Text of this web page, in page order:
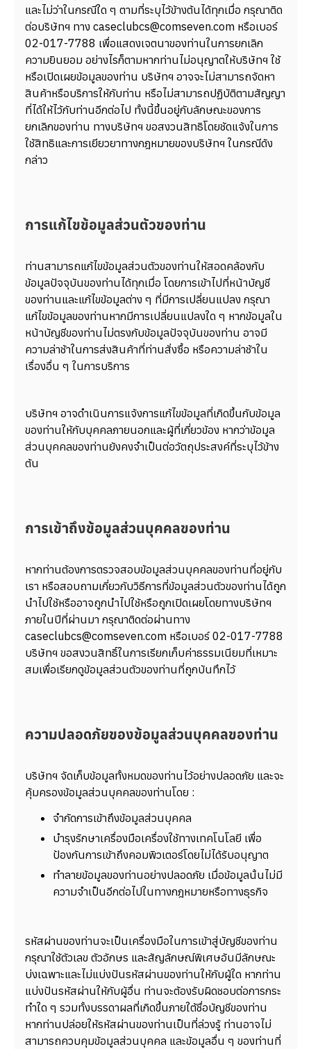
และไม่ว่าในกรณีใด ๆ ตามที่ระบุไว้ข้างต้นได้ทุกเมื่อ กรุณาติด
ต่อบริษัทฯ ทาง caseclubcs@comseven.com หรือเบอร์
02-017-7788 เพื่อแสดงเจตนาของท่านในการยกเลิก
ความยินยอม อย่างไรก็ตามหากท่านไม่อนุญาตให้บริษัทฯ ใช้
หรือเปิดเผยข้อมูลของท่าน บริษัทฯ อาจจะไม่สามารถจัดหา
สินค้าหรือบริการให้กับท่าน หรือไม่สามารถปฏิบัติตามสัญญา
ที่ได้ให้ไว้กับท่านอีกต่อไป ทั้งนี้ขึ้นอยู่กับลักษณะของการ
ยกเลิกของท่าน ทางบริษัทฯ ขอสงวนสิทธิโดยชัดแจ้งในการ
ใช้สิทธิและการเยียวยาทางกฎหมายของบริษัทฯ ในกรณีดัง
กล่าว
การแก้ไขข้อมูลส่วนตัวของท่าน
ท่านสามารถแก้ไขข้อมูลส่วนตัวของท่านให้สอดคล้องกับ
ข้อมูลปัจจุบันของท่านได้ทุกเมื่อ โดยการเข้าไปที่หน้าบัญชี
ของท่านและแก้ไขข้อมูลต่าง ๆ ที่มีการเปลี่ยนแปลง กรุณา
แก้ไขข้อมูลของท่านหากมีการเปลี่ยนแปลงใด ๆ หากข้อมูลใน
หน้าบัญชีของท่านไม่ตรงกับข้อมูลปัจจุบันของท่าน อาจมี
ความล่าช้าในการส่งสินค้าที่ท่านสั่งซื้อ หรือความล่าช้าใน
เรื่องอื่น ๆ ในการบริการ
บริษัทฯ อาจดำเนินการแจ้งการแก้ไขข้อมูลที่เกิดขึ้นกับข้อมูล
ของท่านให้กับบุคคลภายนอกและผู้ที่เกี่ยวข้อง หากว่าข้อมูล
ส่วนบุคคลของท่านยังคงจำเป็นต่อวัตถุประสงค์ที่ระบุไว้ข้าง
ต้น
การเข้าถึงข้อมูลส่วนบุคคลของท่าน
หากท่านต้องการตรวจสอบข้อมูลส่วนบุคคลของท่านที่อยู่กับ
เรา หรือสอบถามเกี่ยวกับวิธีการที่ข้อมูลส่วนตัวของท่านได้ถูก
นำไปใช้หรืออาจถูกนำไปใช้หรือถูกเปิดเผยโดยทางบริษัทฯ
ภายในปีที่ผ่านมา กรุณาติดต่อผ่านทาง
caseclubcs@comseven.com หรือเบอร์ 02-017-7788
บริษัทฯ ขอสงวนสิทธิ์ในการเรียกเก็บค่าธรรมเนียมที่เหมาะ
สมเพื่อเรียกดูข้อมูลส่วนตัวของท่านที่ถูกบันทึกไว้
ความปลอดภัยของข้อมูลส่วนบุคคลของท่าน
บริษัทฯ จัดเก็บข้อมูลทั้งหมดของท่านไว้อย่างปลอดภัย และจะ
คุ้มครองข้อมูลส่วนบุคคลของท่านโดย :
จำกัดการเข้าถึงข้อมูลส่วนบุคคล
บำรุงรักษาเครื่องมือเครื่องใช้ทางเทคโนโลยี เพื่อ
ป้องกันการเข้าถึงคอมพิวเตอร์โดยไม่ได้รับอนุญาต
ทำลายข้อมูลของท่านอย่างปลอดภัย เมื่อข้อมูลนั้นไม่มี
ความจำเป็นอีกต่อไปในทางกฎหมายหรือทางธุรกิจ
รหัสผ่านของท่านจะเป็นเครื่องมือในการเข้าสู่บัญชีของท่าน
กรุณาใช้ตัวเลข ตัวอักษร และสัญลักษณ์พิเศษอันมีลักษณะ
บ่งเฉพาะและไม่แบ่งปันรหัสผ่านของท่านให้กับผู้ใด หากท่าน
แบ่งปันรหัสผ่านให้กับผู้อื่น ท่านจะต้องรับผิดชอบต่อการกระ
ทำใด ๆ รวมทั้งบรรดาผลที่เกิดขึ้นภายใต้ชื่อบัญชีของท่าน
หากท่านปล่อยให้รหัสผ่านของท่านเป็นที่ล่วงรู้ ท่านอาจไม่
สามารถควบคุมข้อมูลส่วนบุคคล และข้อมูลอื่น ๆ ของท่านที่